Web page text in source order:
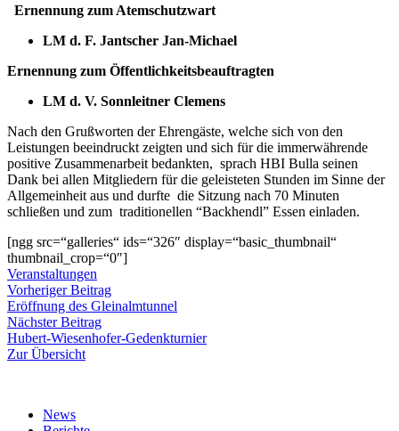
Ernennung zum Atemschutzwart
LM d. F. Jantscher Jan-Michael
Ernennung zum Öffentlichkeitsbeauftragten
LM d. V. Sonnleitner Clemens
Nach den Grußworten der Ehrengäste, welche sich von den
Leistungen beeindruckt zeigten und sich für die immerwährende
positive Zusammenarbeit bedankten, sprach HBI Bulla seinen
Dank bei allen Mitgliedern für die geleisteten Stunden im Sinne der
Allgemeinheit aus und durfte die Sitzung nach 70 Minuten
schließen und zum traditionellen “Backhendl” Essen einladen.
[ngg src=“galleries“ ids=“326″ display=“basic_thumbnail“
thumbnail_crop=“0″]
Veranstaltungen
Beitragsnavigation
Vorheriger BeitragVorheriger
Beitrag:
Eröffnung des Gleinalmtunnel
Nächster BeitragNächster
Beitrag:
Hubert-Wiesenhofer-Gedenkturnier
Zur Übersicht
News